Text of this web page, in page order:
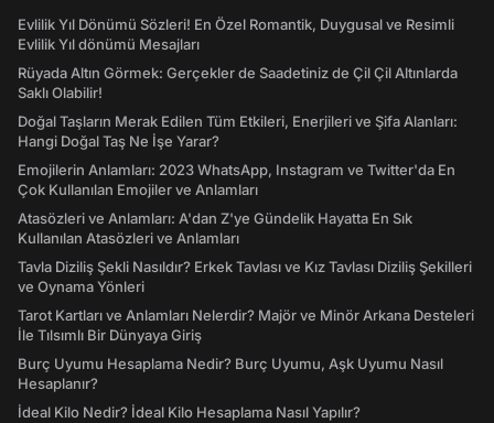
Evlilik Yıl Dönümü Sözleri! En Özel Romantik, Duygusal ve Resimli
Evlilik Yıl dönümü Mesajları
Rüyada Altın Görmek: Gerçekler de Saadetiniz de Çil Çil Altınlarda
Saklı Olabilir!
Doğal Taşların Merak Edilen Tüm Etkileri, Enerjileri ve Şifa Alanları:
Hangi Doğal Taş Ne İşe Yarar?
Emojilerin Anlamları: 2023 WhatsApp, Instagram ve Twitter'da En
Çok Kullanılan Emojiler ve Anlamları
Atasözleri ve Anlamları: A'dan Z'ye Gündelik Hayatta En Sık
Kullanılan Atasözleri ve Anlamları
Tavla Diziliş Şekli Nasıldır? Erkek Tavlası ve Kız Tavlası Diziliş Şekilleri
ve Oynama Yönleri
Tarot Kartları ve Anlamları Nelerdir? Majör ve Minör Arkana Desteleri
İle Tılsımlı Bir Dünyaya Giriş
Burç Uyumu Hesaplama Nedir? Burç Uyumu, Aşk Uyumu Nasıl
Hesaplanır?
İdeal Kilo Nedir? İdeal Kilo Hesaplama Nasıl Yapılır?